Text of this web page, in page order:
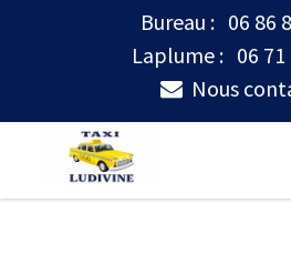
Bureau : 06 86
Laplume : 06 71
Nous